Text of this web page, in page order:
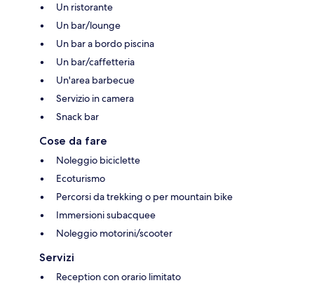
Un ristorante
Un bar/lounge
Un bar a bordo piscina
Un bar/caffetteria
Un'area barbecue
Servizio in camera
Snack bar
Cose da fare
Noleggio biciclette
Ecoturismo
Percorsi da trekking o per mountain bike
Immersioni subacquee
Noleggio motorini/scooter
Servizi
Reception con orario limitato